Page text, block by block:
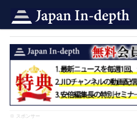
※ スポンサー